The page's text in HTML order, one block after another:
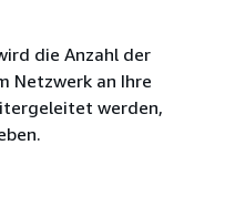
die Anzahl der
Netzwerk an Ihre
werden,